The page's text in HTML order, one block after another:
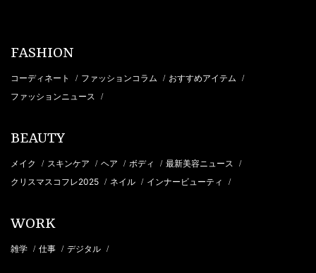
FASHION
コーディネート / ファッションコラム / おすすめアイテム /
ファッションニュース /
BEAUTY
メイク / スキンケア / ヘア / ボディ / 最新美容ニュース /
クリスマスコフレ2025 / ネイル / インナービューティ /
WORK
雑学 / 仕事 / デジタル /